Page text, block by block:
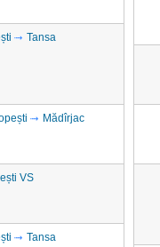
Tansa
Mădîrjac
VS
Tansa